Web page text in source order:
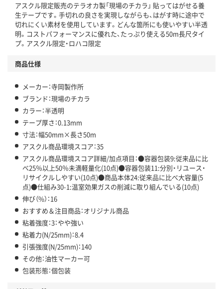
この商品の環境配慮ポイントです。下記商品詳細「
アスクル商品環境スコア詳細／加点項目
」で確認できます。
アスクル限定販売のテラオカ製「現場のチカラ」 貼ってはがせる養
生テープです。手切れの良さを実現しながらも、はがす時に途中で
切れにくい素材を使用しています。どんな箇所にも使いやすい半透
明。コストパフォーマンスに優れた、たっぷり使える50m長尺タイ
プ。アスクル限定・ロハコ限定
商品仕様
メーカー：寺岡製作所
ブランド：現場のチカラ
カラー：半透明
テープ厚さ：0.13mm
寸法：幅50mm×長さ50m
アスクル商品環境スコア：35
アスクル商品環境スコア詳細/加点項目：●容器包装9:従来品に比
べ25％以上50％未満軽量化(10点)●容器包装11:分別・リユース・
リサイクルしやすい(10点)●商品本体24:従来品に比べ大容量(5
点)●仕組み30-1:温室効果ガスの削減に取り組んでいる(10点)
伸び（%）：16
おすすめ＆注目商品：オリジナル商品
粘着強度：3：やや強い
粘着力(N/25mm)：8.4
引張強度(N/25mm)：140
その他：油性マーカー可
包装形態：個包装